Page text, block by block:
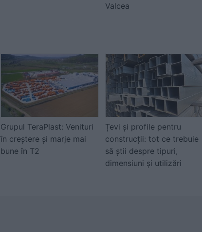
Valcea
Grupul TeraPlast: Venituri
în creștere și marje mai
bune în T2
Țevi și profile pentru
construcții: tot ce trebuie
să știi despre tipuri,
dimensiuni și utilizări